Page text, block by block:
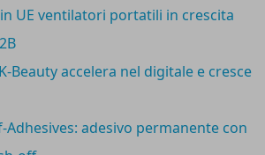
nel proprio ecosistema.
UE ventilatori portatili in crescita
Beauty accelera nel digitale e cresce
Adhesives: adesivo permanente con